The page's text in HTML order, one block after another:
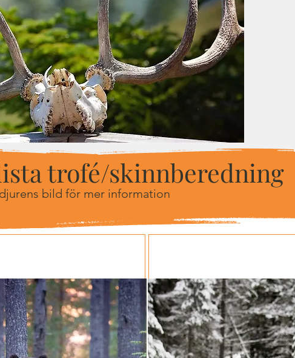
trofé/skinnberedning
bild för mer information